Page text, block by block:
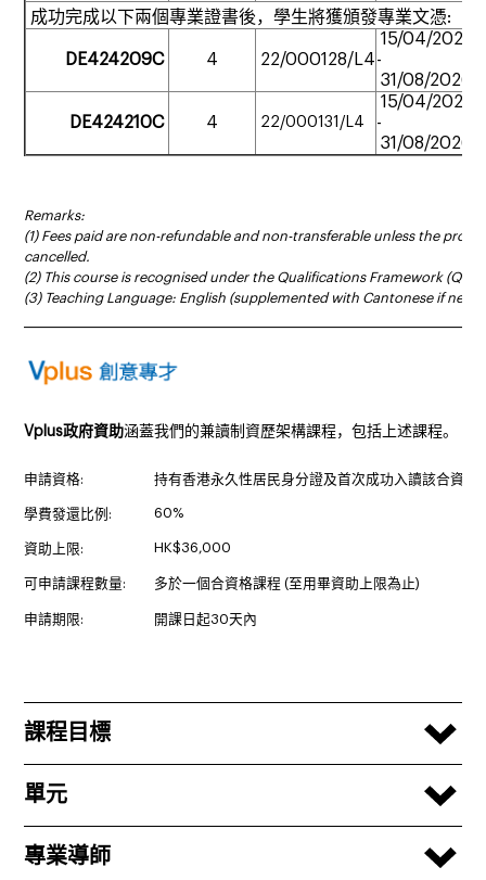
成功完成以下兩個專業證書後，學生將獲頒發專業文憑:
DE424209C 4 22/000128/L4
15/04/2022
-
31/08/2026
DE424210C 4 22/000131/L4
15/04/2022
-
31/08/2026
Remarks:
(1) Fees paid are non-refundable and non-transferable unless the
cancelled.
(2) This course is recognised under the Qualifications Framework (QF
(3) Teaching Language: English (supplemented with Cantonese if
Vplus政府資助涵蓋我們的兼讀制資歷架構課程，包括上述課程。
申請資格: 持有香港永久性居民身分證及首次成功入讀該合資格
學費發還比例: 60%
資助上限: HK$36,000
可申請課程數量: 多於一個合資格課程 (至用畢資助上限為止)
申請期限: 開課日起30天內
課程目標
單元
專業導師